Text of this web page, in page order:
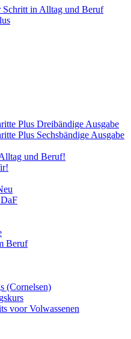
Schritt in Alltag und Beruf
Plus Dreibändige Ausgabe
Plus Sechsbändige Ausgabe
und Beruf!
Beruf
(Cornelsen)
voor Volwassenen